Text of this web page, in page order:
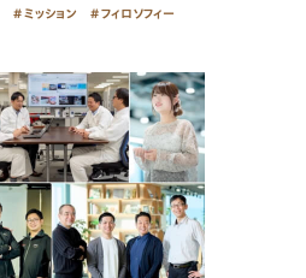
ミッション フィロソフィー